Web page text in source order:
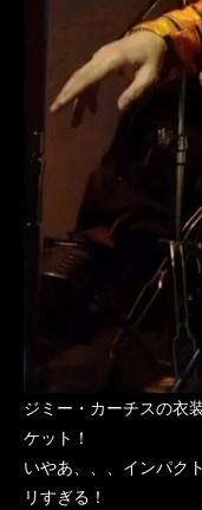
ジミー・カーチスの衣
ケット！
いやあ、、、インパク
リすぎる！